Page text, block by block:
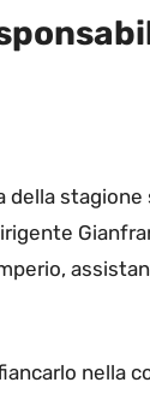
della stagione
nella